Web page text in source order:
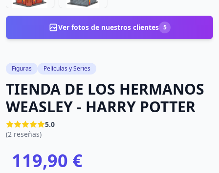
Ver fotos de nuestros clientes 5
Figuras Películas y Series
TIENDA DE LOS HERMANOS
WEASLEY - HARRY POTTER
5.0
(2 reseñas)
119,90 €